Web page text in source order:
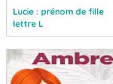
Lucie : prénom de fille
lettre L